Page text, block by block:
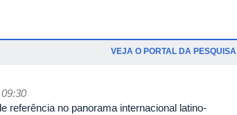
VEJA O PORTAL DA PESQUISA
referência no panorama internacional latino-